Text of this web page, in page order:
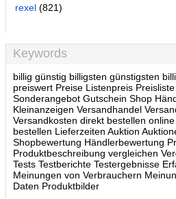
rexel (821)
Keywords
billig günstig billigsten günstigsten
preiswert Preise Listenpreis
Sonderangebot Gutschein Shop
Kleinanzeigen Versandhandel
Versandkosten direkt bestellen
bestellen Lieferzeiten Auktion
Shopbewertung Händlerbewertung
Produktbeschreibung vergleichen
Tests Testberichte Testergebnisse
Meinungen von Verbrauchern
Daten Produktbilder